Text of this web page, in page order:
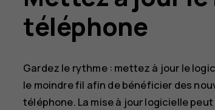
téléphone
Gardez le rythme : mettez à jour le
le moindre fil afin de bénéficier des
téléphone. La mise à jour logicielle